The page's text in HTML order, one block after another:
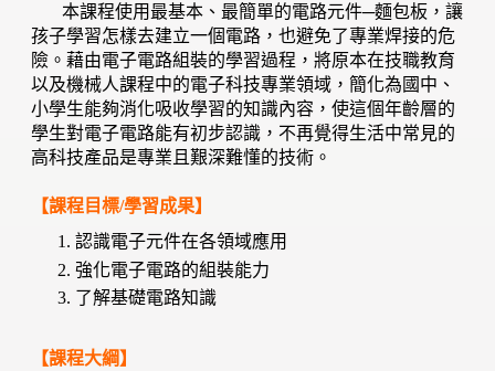
本課程使用最基本、最簡單的電路元件─麵包板，讓
孩子學習怎樣去建立一個電路，也避免了專業焊接的危
險。藉由電子電路組裝的學習過程，將原本在技職教育
以及機械人課程中的電子科技專業領域，簡化為國中、
小學生能夠消化吸收學習的知識內容，使這個年齡層的
學生對電子電路能有初步認識，不再覺得生活中常見的
高科技產品是專業且艱深難懂的技術。
【課程目標/學習成果】
認識電子元件在各領域應用
強化電子電路的組裝能力
了解基礎電路知識
【課程大綱】